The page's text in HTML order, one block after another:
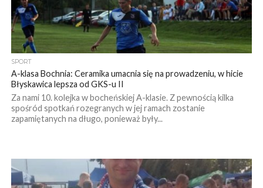
SPORT
A-klasa Bochnia: Ceramika umacnia się na prowadzeniu, w hicie
Błyskawica lepsza od GKS-u II
Za nami 10. kolejka w bocheńskiej A-klasie. Z pewnością kilka
spośród spotkań rozegranych w jej ramach zostanie
zapamiętanych na długo, ponieważ były...